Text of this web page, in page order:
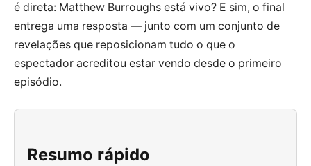
é direta: Matthew Burroughs está vivo? E sim, o final
entrega uma resposta — junto com um conjunto de
revelações que reposicionam tudo o que o
espectador acreditou estar vendo desde o primeiro
episódio.
Resumo rápido